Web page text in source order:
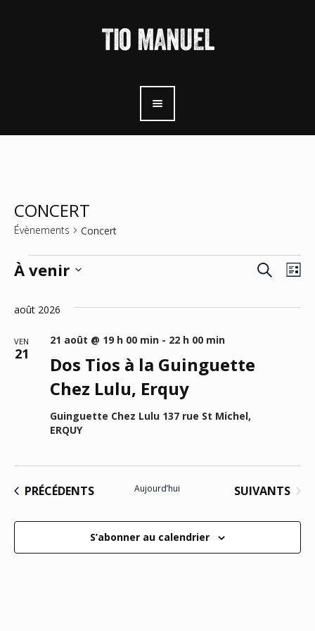
CONCERT
Évènements Concert
Évènements
et
de
Recherche
À venir
une
août 2026
VEN
21
Dos Tios à la Guinguette
Chez Lulu, Erquy
21 août @ 19 h 00 min - 22 h 00 min
Guinguette Chez Lulu 137 rue St Michel,
ERQUY
ÉVÈNEMENTS
PRÉCÉDENTS Aujourd’hui ÉVÈNEMENTS
SUIVANTS
S’abonner au calendrier